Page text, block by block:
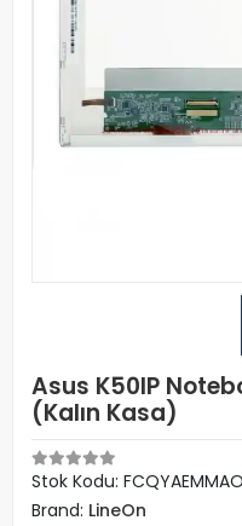
Asus K50IP
(Kalın Kasa)
Stok Kodu: FCQYAEMMAO
Brand: LineOn